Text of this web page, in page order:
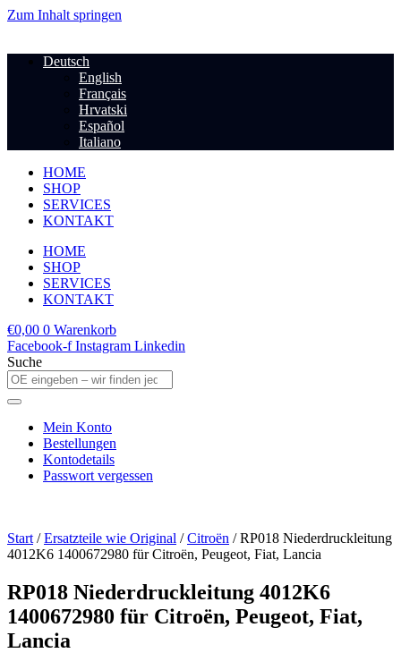
Zum Inhalt springen
Deutsch
English
Français
Hrvatski
Español
Italiano
HOME
SHOP
SERVICES
KONTAKT
HOME
SHOP
SERVICES
KONTAKT
€0,00 0 Warenkorb
Facebook-f Instagram Linkedin
Suche
Mein Konto
Bestellungen
Kontodetails
Passwort vergessen
Start /Ersatzteile wie Original /Citroën / RP018 Niederdruckleitung
4012K6 1400672980 für Citroën, Peugeot, Fiat, Lancia
RP018 Niederdruckleitung 4012K6
1400672980 für Citroën, Peugeot, Fiat,
Lancia